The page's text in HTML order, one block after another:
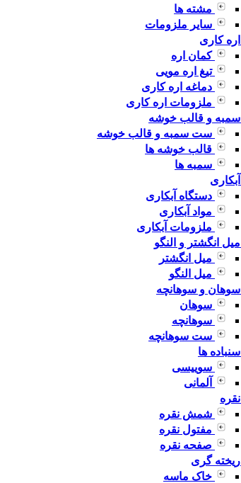
مشته ها
سایر ملزومات
اره کاری
کمان اره
تیغ اره مویی
دماغه اره کاری
ملزومات اره کاری
سمبه و قالب خوشه
ست سمبه و قالب خوشه
قالب خوشه ها
سمبه ها
آبکاری
دستگاه آبکاری
مواد آبکاری
ملزومات آبکاری
میل انگشتر و النگو
میل انگشتر
میل النگو
سوهان و سوهانچه
سوهان
سوهانچه
ست سوهانچه
سنباده ها
سوییسی
آلمانی
نقره
شمش نقره
مفتول نقره
صفحه نقره
ریخته گری
خاک ماسه